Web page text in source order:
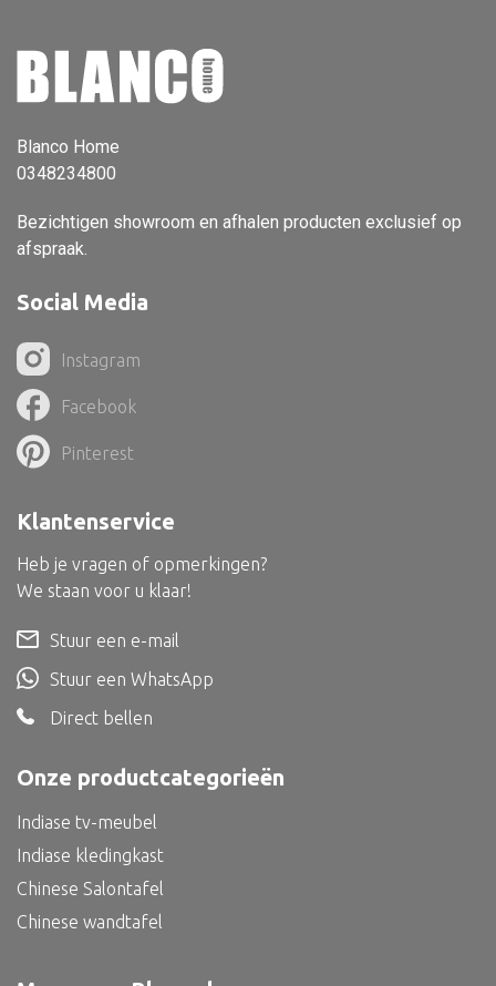
Roomdevider
Alle textiel
Tapijt
Kelim
Bed
Alle oosterse meubels
Oosterse kast
Oosterse tafel
Oosterse lampen
Blanco Home
0348234800
Bezichtigen showroom en afhalen producten exclusief op
afspraak.
Social Media
Instagram
Facebook
Pinterest
Onze productcategorieën
Indiase tv-meubel
Indiase kledingkast
Chinese Salontafel
Chinese wandtafel
Klantenservice
Heb je vragen of opmerkingen?
We staan voor u klaar!
Stuur een e-mail
Stuur een WhatsApp
Direct bellen